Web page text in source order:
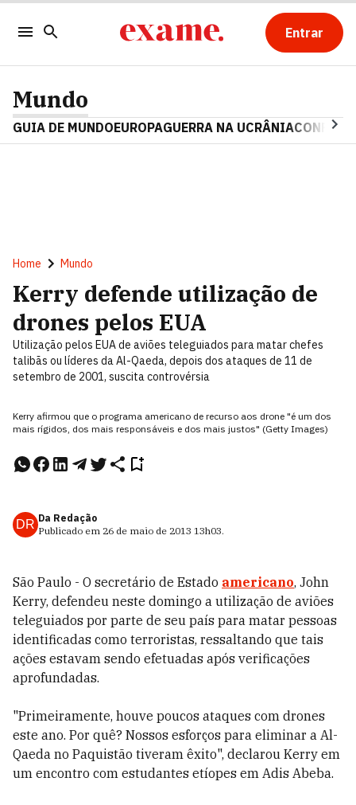
Entrar
Mundo
GUIA DE MUNDOEUROPAGUERRA NA UCRÂNIA
Home Mundo
Kerry defende utilização de
drones pelos EUA
Utilização pelos EUA de aviões teleguiados para matar chefes
talibãs ou líderes da Al-Qaeda, depois dos ataques de 11 de
setembro de 2001, suscita controvérsia
Kerry afirmou que o programa americano de recurso aos drone "é um dos
mais rígidos, dos mais responsáveis e dos mais justos" (Getty Images)
DR Da Redação
Publicado em 26 de maio de 2013 13h03.
São Paulo - O secretário de Estado americano, John
Kerry, defendeu neste domingo a utilização de aviões
teleguiados por parte de seu país para matar pessoas
identificadas como terroristas, ressaltando que tais
ações estavam sendo efetuadas após verificações
aprofundadas.
"Primeiramente, houve poucos ataques com drones
este ano. Por quê? Nossos esforços para eliminar a Al-
Qaeda no Paquistão tiveram êxito", declarou Kerry em
um encontro com estudantes etíopes em Adis Abeba.